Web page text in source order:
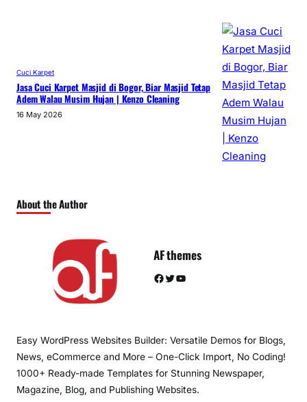
Cuci Karpet
Jasa Cuci Karpet Masjid di Bogor, Biar Masjid Tetap
Adem Walau Musim Hujan | Kenzo Cleaning
16 May 2026
About the Author
AF themes
Facebook Twitter YouTube
Easy WordPress Websites Builder: Versatile Demos for Blogs,
News, eCommerce and More – One-Click Import, No Coding!
1000+ Ready-made Templates for Stunning Newspaper,
Magazine, Blog, and Publishing Websites.